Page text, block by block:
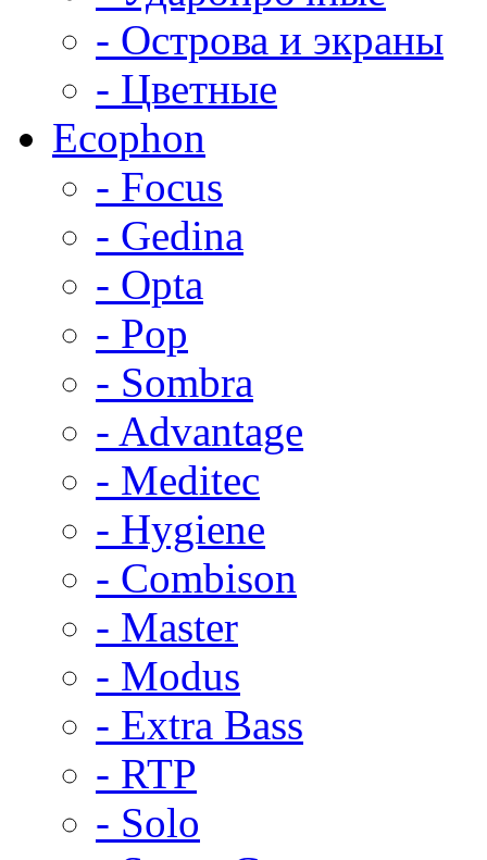
- Острова и экраны
- Цветные
Ecophon
- Focus
- Gedina
- Opta
- Pop
- Sombra
- Advantage
- Meditec
- Hygiene
- Combison
- Master
- Modus
- Extra Bass
- RTP
- Solo